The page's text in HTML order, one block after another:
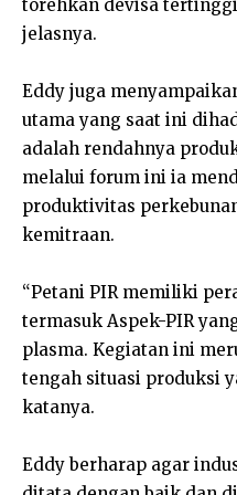
torehkan devisa
jelasnya.
Eddy juga
utama yang saat ini
adalah rendahnya
melalui forum ini ia
produktivitas
kemitraan.
“Petani PIR memiliki
termasuk Aspek-PIR
plasma. Kegiatan ini
tengah situasi produksi
katanya.
Eddy berharap agar